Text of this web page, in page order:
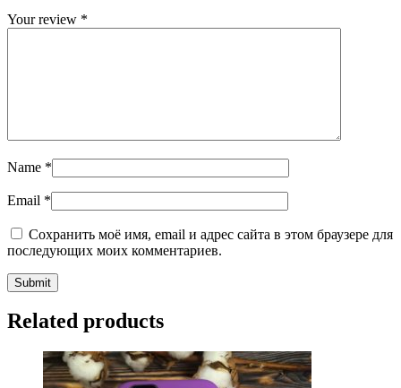
Your review *
Name *
Email *
Сохранить моё имя, email и адрес сайта в этом браузере для
последующих моих комментариев.
Related products